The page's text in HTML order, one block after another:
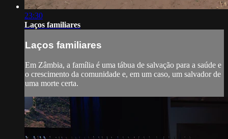
23:30
Laços familiares
Laços familiares
Em Zâmbia, a família é uma tábua de salvação para a saúde e
o crescimento da comunidade e, em um caso, um salvador de
uma morte certa.